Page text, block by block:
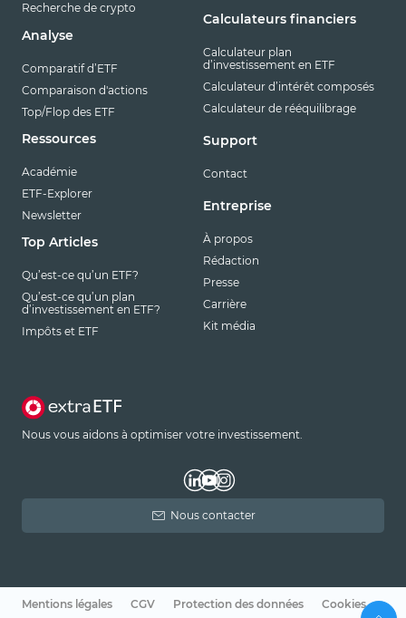
Recherche de crypto
Analyse
Comparatif d’ETF
Comparaison d'actions
Top/Flop des ETF
Ressources
Académie
ETF-Explorer
Newsletter
Top Articles
Qu’est-ce qu’un ETF?
Qu’est-ce qu’un plan
d’investissement en ETF?
Impôts et ETF
Calculateurs financiers
Calculateur plan
d’investissement en ETF
Calculateur d’intérêt composés
Calculateur de rééquilibrage
Support
Contact
Entreprise
À propos
Rédaction
Presse
Carrière
Kit média
Nous vous aidons à optimiser votre investissement.
Nous contacter
Mentions légales CGV Protection des données Cookies